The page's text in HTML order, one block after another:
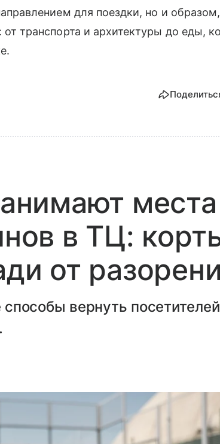
для поездки, но и образом,
транспорта и архитектуры до еды,
места
в ТЦ:
от
вернуть